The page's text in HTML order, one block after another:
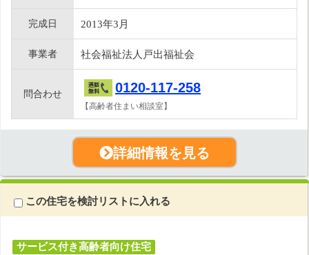
完成日 2013年3月
事業者 社会福祉法人戸出福祉会
問合わせ 0120-117-258
【高齢者住まい相談室】
詳細情報を見る
この住宅を検討リストに入れる
サービス付き高齢者向け住宅